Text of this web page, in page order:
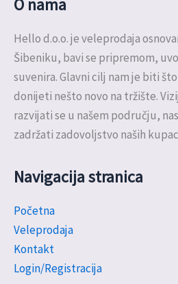
O nama
Hello d.o.o. je veleprodaja
Šibeniku, bavi se pripremom,
suvenira. Glavni cilj nam je biti
donijeti nešto novo na tržište.
razvijati se u našem području,
zadržati zadovoljstvo naših
Navigacija stranica
Početna
Veleprodaja
Kontakt
Login/Registracija